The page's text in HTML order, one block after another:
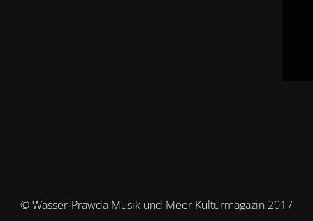
© Wasser-Prawda Musik und Meer Kulturmagazin 2017